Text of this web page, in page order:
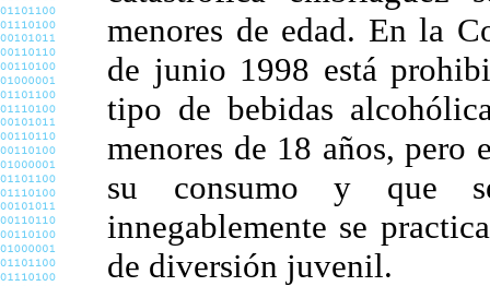
menores de edad. En la
de junio 1998 está
tipo de bebidas
menores de 18 años, pero
su consumo y que
innegablemente se
de diversión juvenil.